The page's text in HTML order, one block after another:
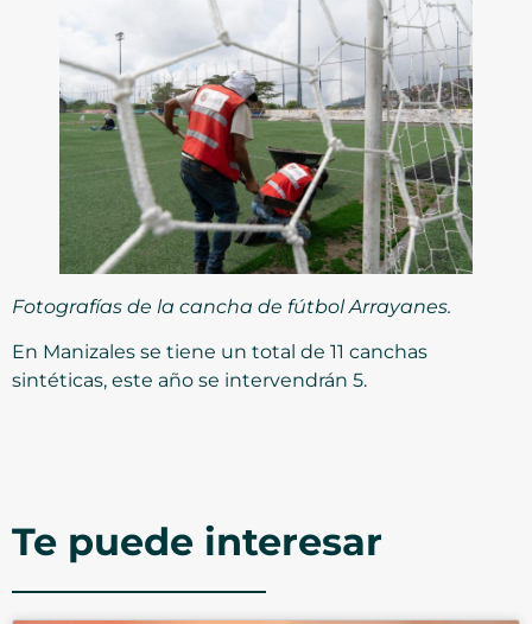
Fotografías de la cancha de fútbol Arrayanes.
En Manizales se tiene un total de 11 canchas
sintéticas, este año se intervendrán 5.
Te puede interesar